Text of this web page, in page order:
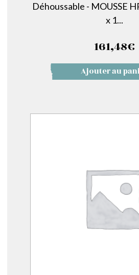
Déhoussable - MOUSSE
x 1...
161,48€
Ajouter au